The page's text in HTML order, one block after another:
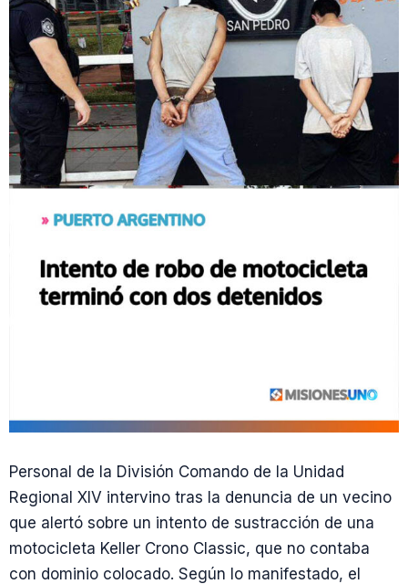
Personal de la División Comando de la Unidad
Regional XIV intervino tras la denuncia de un vecino
que alertó sobre un intento de sustracción de una
motocicleta Keller Crono Classic, que no contaba
con dominio colocado. Según lo manifestado, el